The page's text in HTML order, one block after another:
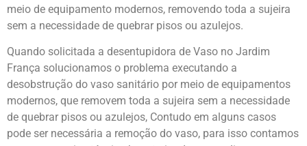
meio de equipamento modernos, removendo toda a sujeira
sem a necessidade de quebrar pisos ou azulejos.
Quando solicitada a desentupidora de Vaso no Jardim
França solucionamos o problema executando a
desobstrução do vaso sanitário por meio de equipamentos
modernos, que removem toda a sujeira sem a necessidade
de quebrar pisos ou azulejos, Contudo em alguns casos
pode ser necessária a remoção do vaso, para isso contamos